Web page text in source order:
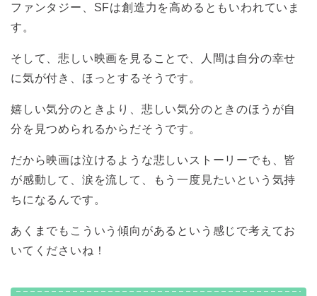
ファンタジー、SFは創造力を高めるともいわれていま
す。
そして、悲しい映画を見ることで、人間は自分の幸せ
に気が付き、ほっとするそうです。
嬉しい気分のときより、悲しい気分のときのほうが自
分を見つめられるからだそうです。
だから映画は泣けるような悲しいストーリーでも、皆
が感動して、涙を流して、もう一度見たいという気持
ちになるんです。
あくまでもこういう傾向があるという感じで考えてお
いてくださいね！